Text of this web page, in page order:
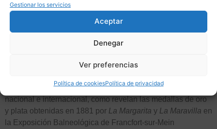
Gestionar los servicios
Aceptar
Denegar
Ver preferencias
Política de cookiesPolítica de privacidad
Establecimientos de Agua
de Bebida Embotellada
españolas, que contenían mayor cantidad de sulfato de
Comunidad de Madrid gozaron de especial reconocimiento
nacional e internacional, como revelan las medallas de oro
y plata obtenidas en 1881 por La Margarita y La Maravilla en
la Exposición Balneológica de Francfort-sur-Mein